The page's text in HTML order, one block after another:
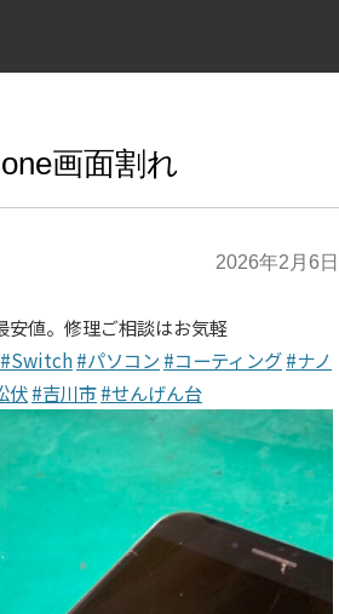
画面割れ
2026年2月6日
値。修理ご相談はお気軽
#Switch#パソコン #コーティング#ナノ
伏#吉川市#せんげん台